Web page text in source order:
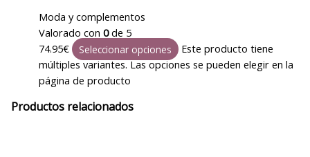
Moda y complementos
Valorado con 0de 5
74.95€ Seleccionar opciones
Este producto tiene
múltiples variantes. Las opciones se pueden elegir en la
página de producto
Productos relacionados